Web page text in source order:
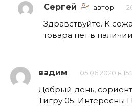
Сергей автор
Здравствуйте. К
товара нет в наличии
вадим 05.06.2020 в
Добрый день,
Тигру 05. Интересны